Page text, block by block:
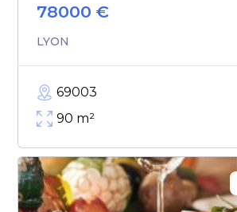
78000 €
LYON
69003
90 m²